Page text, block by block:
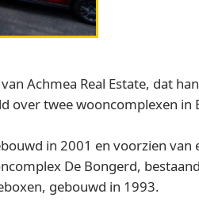
Achmea Real Estate, dat
over twee wooncomplexen in
in 2001 en voorzien van
De Bongerd,
gebouwd in 1993.